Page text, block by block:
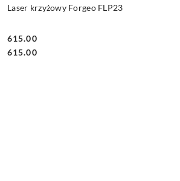
Laser krzyżowy Forgeo FLP23
Cena:
615.00
Cena:
615.00